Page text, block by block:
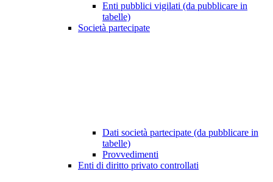
Enti pubblici vigilati (da pubblicare in
tabelle)
Società partecipate
Dati società partecipate (da pubblicare in
tabelle)
Provvedimenti
Enti di diritto privato controllati